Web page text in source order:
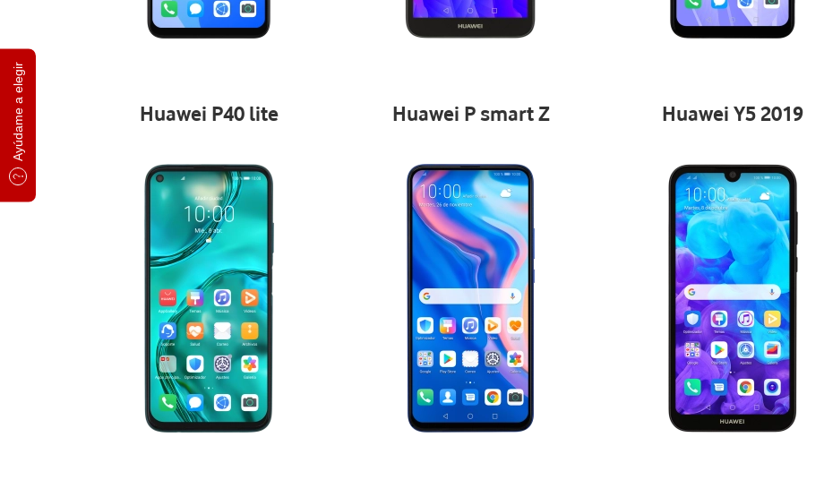
Ayúdame a elegir Huawei P40 lite Huawei P smart Z Huawei Y5 2019